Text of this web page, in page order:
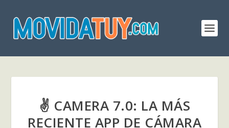
✌ CAMERA 7.0: LA MÁS
RECIENTE APP DE CÁMARA